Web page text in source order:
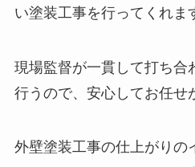
い塗装工事を行ってくれま
現場監督が一貫して打ち合
行うので、安心してお任せ
外壁塗装工事の仕上がりの